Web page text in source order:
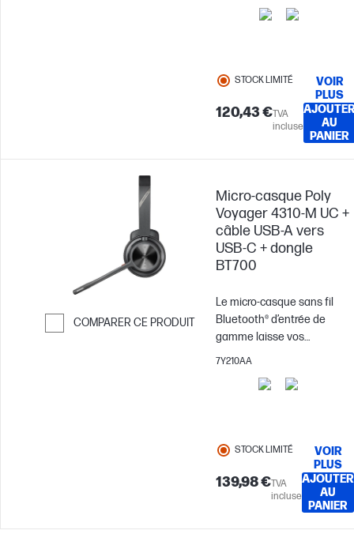
Découvrez la gamme
vos équipes ont besoin pour
rester productives et se
connecter à tous leurs
appareils, à la maison ou au
STOCK LIMITÉ
120,43 €TVA
incluse
VOIR
PLUS
AU
PANIER
COMPARER CE PRODUIT
Micro-casque Poly
Voyager 4310-M UC +
câble USB-A vers
USB-C + dongle
BT700
Le micro-casque sans fil
Bluetooth® d’entrée de
gamme laisse vos
collaborateurs libres de
Découvrez la gamme
vos équipes ont besoin
pour rester productives et
se connecter à tous leurs
appareils, à la maison ou au
7Y210AA
STOCK LIMITÉ
139,98 €TVA
incluse
VOIR
PLUS
AJOUTER
AU
PANIER